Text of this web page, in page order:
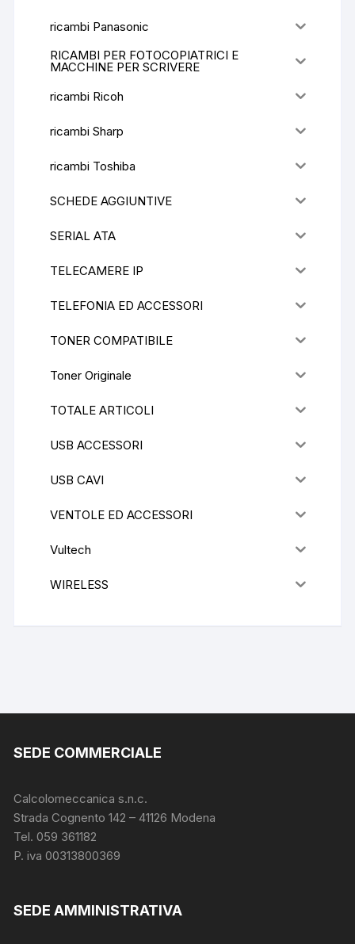
ricambi Panasonic
RICAMBI PER FOTOCOPIATRICI E
MACCHINE PER SCRIVERE
ricambi Ricoh
ricambi Sharp
ricambi Toshiba
SCHEDE AGGIUNTIVE
SERIAL ATA
TELECAMERE IP
TELEFONIA ED ACCESSORI
TONER COMPATIBILE
Toner Originale
TOTALE ARTICOLI
USB ACCESSORI
USB CAVI
VENTOLE ED ACCESSORI
Vultech
WIRELESS
SEDE COMMERCIALE
Calcolomeccanica s.n.c.
Strada Cognento 142 – 41126 Modena
Tel. 059 361182
P. iva 00313800369
SEDE AMMINISTRATIVA